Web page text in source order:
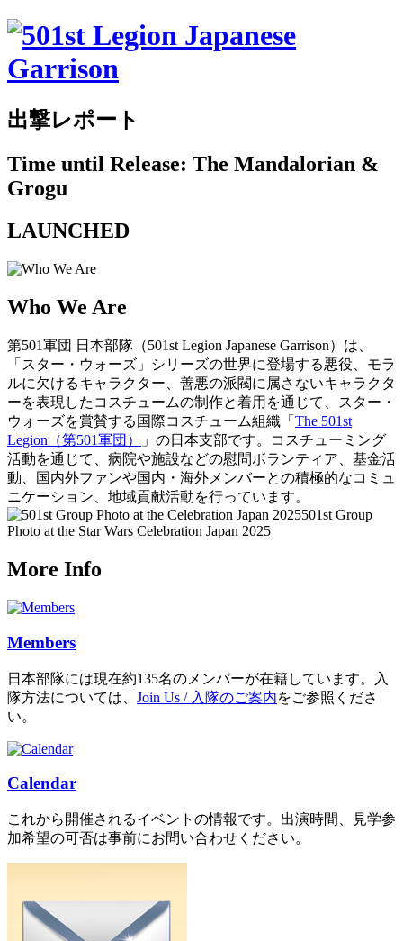
出撃レポート
Time until Release: The Mandalorian &
Grogu
LAUNCHED
Who We Are
第501軍団 日本部隊（501st Legion Japanese Garrison）は、
「スター・ウォーズ」シリーズの世界に登場する悪役、モラ
ルに欠けるキャラクター、善悪の派閥に属さないキャラクタ
ーを表現したコスチュームの制作と着用を通じて、スター・
ウォーズを賞賛する国際コスチューム組織「 The 501st
Legion（第501軍団）
」の日本支部です。コスチューミング
活動を通じて、病院や施設などの慰問ボランティア、基金活
動、国内外ファンや国内・海外メンバーとの積極的なコミュ
ニケーション、地域貢献活動を行っています。
501st Group
Photo at the Star Wars Celebration Japan 2025
More Info
Members
日本部隊には現在約135名のメンバーが在籍しています。入
隊方法については、 Join Us / 入隊のご案内をご参照くださ
い。
Calendar
これから開催されるイベントの情報です。出演時間、見学参
加希望の可否は事前にお問い合わせください。